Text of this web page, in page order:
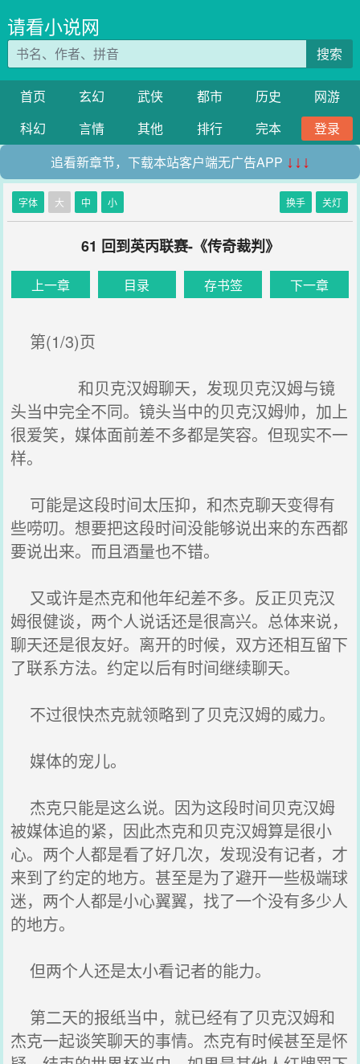
请看小说网
搜索
首页 玄幻 武侠 都市 历史
网游
科幻
言情 其他 排行 完本
登录
追看新章节，下载本站客户端无广告APP ↓↓↓
字体 大 中 小 换手 关灯
61 回到英丙联赛-《传奇裁判》
上一章 目录 存书签 下一章
第(1/3)页
和贝克汉姆聊天，发现贝克汉姆与镜
头当中完全不同。镜头当中的贝克汉姆帅，加上
很爱笑，媒体面前差不多都是笑容。但现实不一
样。
可能是这段时间太压抑，和杰克聊天变得有
些唠叨。想要把这段时间没能够说出来的东西都
要说出来。而且酒量也不错。
又或许是杰克和他年纪差不多。反正贝克汉
姆很健谈，两个人说话还是很高兴。总体来说，
聊天还是很友好。离开的时候，双方还相互留下
了联系方法。约定以后有时间继续聊天。
不过很快杰克就领略到了贝克汉姆的威力。
媒体的宠儿。
杰克只能是这么说。因为这段时间贝克汉姆
被媒体追的紧，因此杰克和贝克汉姆算是很小
心。两个人都是看了好几次，发现没有记者，才
来到了约定的地方。甚至是为了避开一些极端球
迷，两个人都是小心翼翼，找了一个没有多少人
的地方。
但两个人还是太小看记者的能力。
第二天的报纸当中，就已经有了贝克汉姆和
杰克一起谈笑聊天的事情。杰克有时候甚至是怀